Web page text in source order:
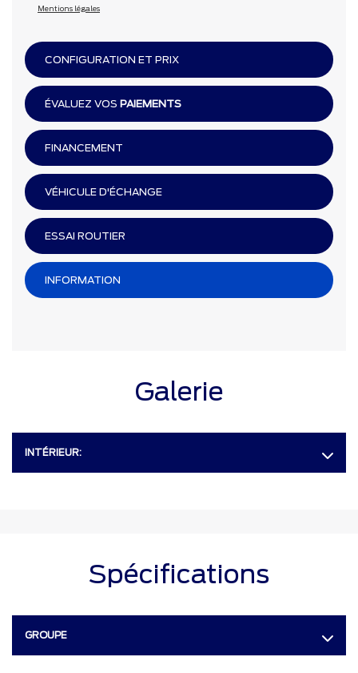
Galerie
INTÉRIEUR:
Spécifications
GROUPE
Mentions légales
CONFIGURATION ET PRIX
ÉVALUEZ VOS PAIEMENTS
FINANCEMENT
VÉHICULE D'ÉCHANGE
ESSAI ROUTIER
INFORMATION